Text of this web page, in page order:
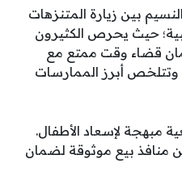
بين زيارة المتنزهات
حيث يحرص الكثيرون
قضاء وقت ممتع مع
في شم النسيم 2026، وتتلخص أبرز الممارسات
مبهجة لإسعاد الأطفال.
منافذ بيع موثوقة لضمان